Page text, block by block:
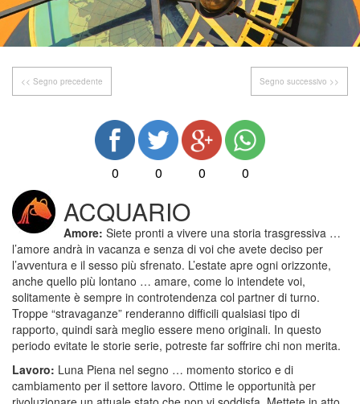
<< Segno precedente Segno successivo >>
0 0 0 0
ACQUARIO
Amore: Siete pronti a vivere una storia trasgressiva …
l’amore andrà in vacanza e senza di voi che avete deciso per
l’avventura e il sesso più sfrenato. L’estate apre ogni orizzonte,
anche quello più lontano … amare, come lo intendete voi,
solitamente è sempre in controtendenza col partner di turno.
Troppe “stravaganze” renderanno difficili qualsiasi tipo di
rapporto, quindi sarà meglio essere meno originali. In questo
periodo evitate le storie serie, potreste far soffrire chi non merita.
Lavoro: Luna Piena nel segno … momento storico e di
cambiamento per il settore lavoro. Ottime le opportunità per